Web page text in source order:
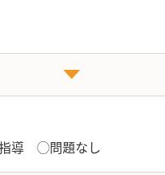
導 ◯問題なし